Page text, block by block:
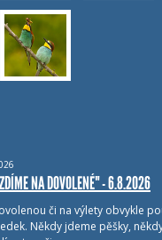
NA DOVOLENÉ" - 6.8.2026
či na výlety obvykle
Někdy jdeme pěšky,